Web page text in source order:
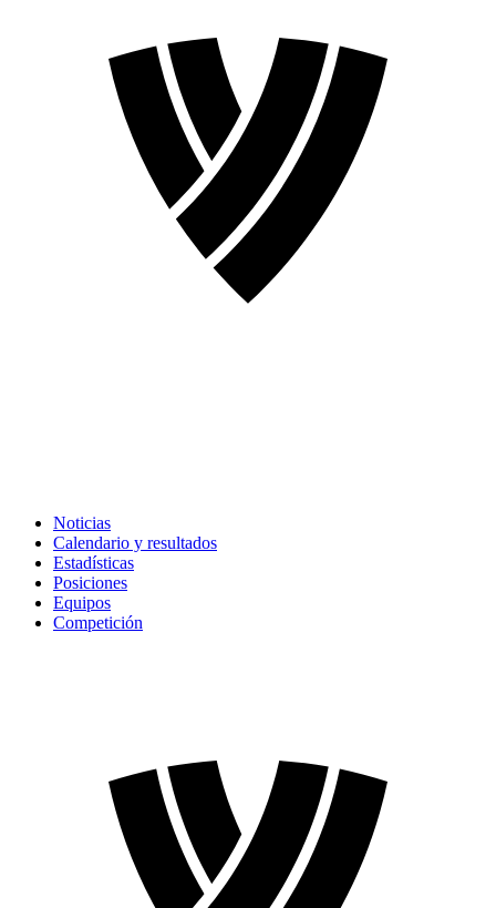
Noticias
Calendario y resultados
Estadísticas
Posiciones
Equipos
Competición